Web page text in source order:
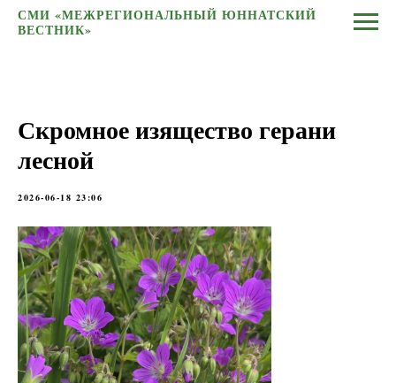
СМИ «МЕЖРЕГИОНАЛЬНЫЙ ЮННАТСКИЙ
ВЕСТНИК»
Скромное изящество герани
лесной
2026-06-18 23:06